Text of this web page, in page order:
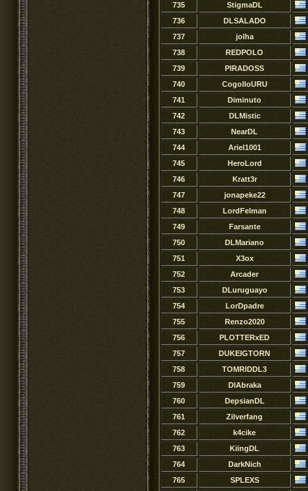
735
StigmaDL
736
DLSALADO
737
jolha
738
REDPOLO
739
PIRADOSS
740
CogolloURU
741
Diminuto
742
DLMistic
743
NearDL
744
Ariel1001
745
HeroLord
746
Kratt3r
747
jonapeke22
748
LordFelman
749
Farsante
750
DLMariano
751
X3ox
752
Arcader
753
DLuruguayo
754
LorDpadre
755
Renzo2020
756
PLOTTERxED
757
DUKEIGTORN
758
TOMRIDDL3
759
DlAbraka
760
DepsianDL
761
Zilverfang
762
k4cike
763
KiingDL
764
DarkNich
765
SPLEXS